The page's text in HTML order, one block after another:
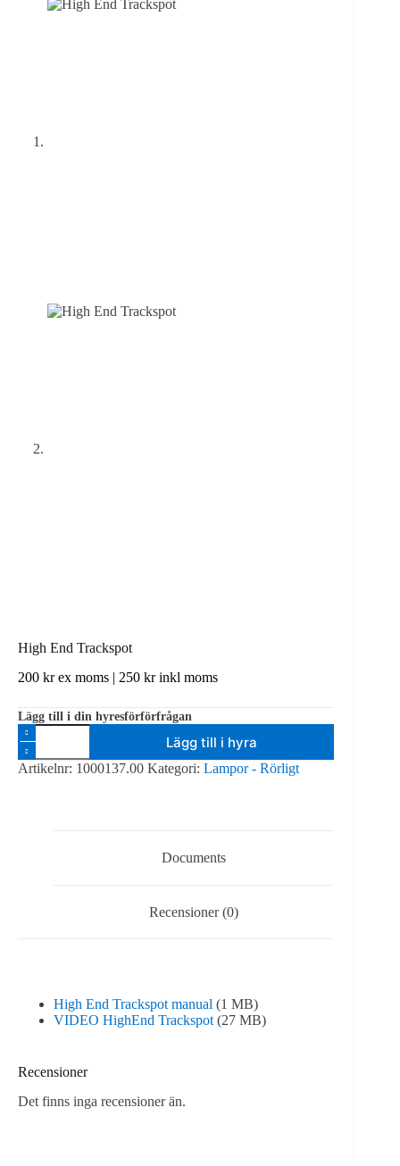
High End Trackspot
200 krex moms | 250 krinkl moms
Lägg till i din hyresförförfrågan
High
End
Trackspot
mängd
Lägg till i hyra
Artikelnr: 1000137.00 Kategori: Lampor - Rörligt
Documents
Recensioner (0)
High End Trackspot manual (1 MB)
VIDEO HighEnd Trackspot (27 MB)
Recensioner
Det finns inga recensioner än.